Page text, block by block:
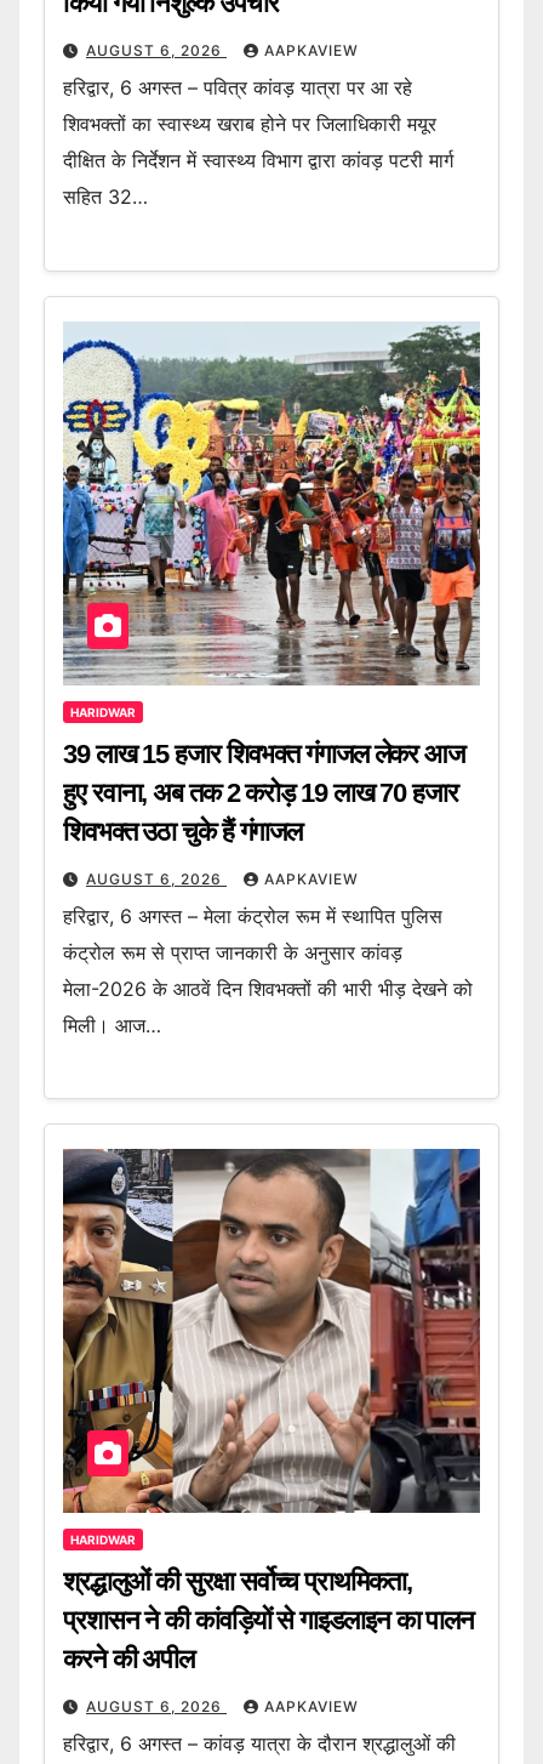
AUGUST 6, 2026 AAPKAVIEW
हरिद्वार, 6 अगस्त – पवित्र कांवड़ यात्रा पर आ रहे
शिवभक्तों का स्वास्थ्य खराब होने पर जिलाधिकारी मयूर
दीक्षित के निर्देशन में स्वास्थ्य विभाग द्वारा कांवड़ पटरी मार्ग
सहित 32…
HARIDWAR
39 लाख 15 हजार शिवभक्त गंगाजल लेकर आज
हुए रवाना, अब तक 2 करोड़ 19 लाख 70 हजार
शिवभक्त उठा चुके हैं गंगाजल
AUGUST 6, 2026 AAPKAVIEW
हरिद्वार, 6 अगस्त – मेला कंट्रोल रूम में स्थापित पुलिस
कंट्रोल रूम से प्राप्त जानकारी के अनुसार कांवड़
मेला-2026 के आठवें दिन शिवभक्तों की भारी भीड़ देखने को
मिली। आज…
HARIDWAR
श्रद्धालुओं की सुरक्षा सर्वोच्च प्राथमिकता,
प्रशासन ने की कांवड़ियों से गाइडलाइन का पालन
करने की अपील
AUGUST 6, 2026 AAPKAVIEW
हरिद्वार, 6 अगस्त – कांवड़ यात्रा के दौरान श्रद्धालुओं की